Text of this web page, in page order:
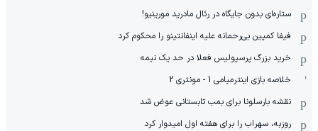
ستاره‌ای بدون جایگاه در رئال مادرید مورینیو!
فیفا کمپین بی‌رحمانه علیه اینفانتینو را محکوم کرد
خرید بزرگ پرسپولیس فعلا در حد یک نیمه
خلاصه بازی اینترمیامی 1 - مونتری 2
نقشه بارسلونا برای بمب تابستانی عوض شد
روزبه، سهراب را برای هفته اول امیدوار کرد